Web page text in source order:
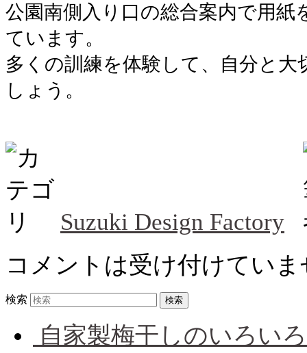
公園南側入り口の総合案内で用
ています。
多くの訓練を体験して、自分と
しょう。
Suzuki Design Factory
コメントは受け付けてい
検索
自家製梅干しのいろいろ